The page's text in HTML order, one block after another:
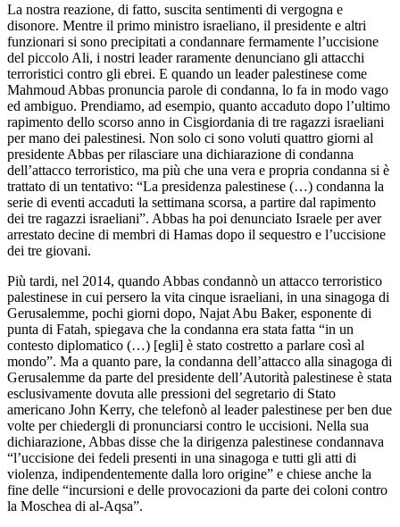
La nostra reazione, di fatto, suscita sentimenti di vergogna e
disonore. Mentre il primo ministro israeliano, il presidente e altri
funzionari si sono precipitati a condannare fermamente l’uccisione
del piccolo Ali, i nostri leader raramente denunciano gli attacchi
terroristici contro gli ebrei. E quando un leader palestinese come
Mahmoud Abbas pronuncia parole di condanna, lo fa in modo vago
ed ambiguo. Prendiamo, ad esempio, quanto accaduto dopo l’ultimo
rapimento dello scorso anno in Cisgiordania di tre ragazzi israeliani
per mano dei palestinesi. Non solo ci sono voluti quattro giorni al
presidente Abbas per rilasciare una dichiarazione di condanna
dell’attacco terroristico, ma più che una vera e propria condanna si è
trattato di un tentativo: “La presidenza palestinese (…) condanna la
serie di eventi accaduti la settimana scorsa, a partire dal rapimento
dei tre ragazzi israeliani”. Abbas ha poi denunciato Israele per aver
arrestato decine di membri di Hamas dopo il sequestro e l’uccisione
dei tre giovani.
Più tardi, nel 2014, quando Abbas condannò un attacco terroristico
palestinese in cui persero la vita cinque israeliani, in una sinagoga di
Gerusalemme, pochi giorni dopo, Najat Abu Baker, esponente di
punta di Fatah, spiegava che la condanna era stata fatta “in un
contesto diplomatico (…) [egli] è stato costretto a parlare così al
mondo”. Ma a quanto pare, la condanna dell’attacco alla sinagoga di
Gerusalemme da parte del presidente dell’Autorità palestinese è stata
esclusivamente dovuta alle pressioni del segretario di Stato
americano John Kerry, che telefonò al leader palestinese per ben due
volte per chiedergli di pronunciarsi contro le uccisioni. Nella sua
dichiarazione, Abbas disse che la dirigenza palestinese condannava
“l’uccisione dei fedeli presenti in una sinagoga e tutti gli atti di
violenza, indipendentemente dalla loro origine” e chiese anche la
fine delle “incursioni e delle provocazioni da parte dei coloni contro
la Moschea di al-Aqsa”.